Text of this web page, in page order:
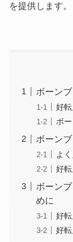
を提供します。
ボーン
好
ボ
ボーン
よ
好
ボーン
めに
好
好